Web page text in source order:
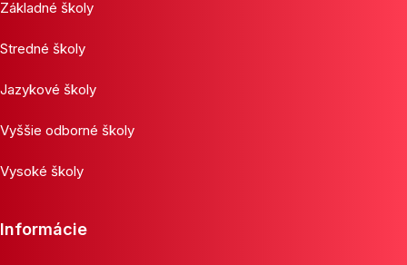
Základné školy
Stredné školy
Jazykové školy
Vyššie odborné školy
Vysoké školy
Informácie